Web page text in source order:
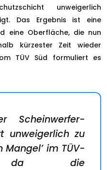
unweigerlich
Das Ergebnis ist eine
eine Oberfläche, die nun
kürzester Zeit wieder
TÜV Süd formuliert es
Scheinwerfer-
unweigerlich zu
Mangel’ im TÜV-
da die